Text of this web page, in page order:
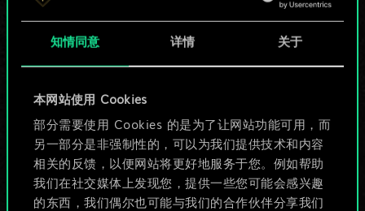
知情同意 详情 关于
本网站使用 Cookies
部分需要使用 Cookies 的是为了让网站功能可用，而
另一部分是非强制性的，可以为我们提供技术和内容
相关的反馈，以便网站将更好地服务于您。例如帮助
我们在社交媒体上发现您，提供一些您可能会感兴趣
的东西，我们偶尔也可能与我们的合作伙伴分享我们
目前只是分享了一套
牌，但能做的不止这
些！